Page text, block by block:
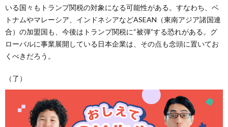
いる国々もトランプ関税の対象になる可能性がある。すなわち、ベ
トナムやマレーシア、インドネシアなどASEAN（東南アジア諸国連
合）の加盟国も、今後はトランプ関税に“被弾”する恐れがある。グ
ローバルに事業展開している日本企業は、その点も念頭に置いてお
くべきだろう。
（了）